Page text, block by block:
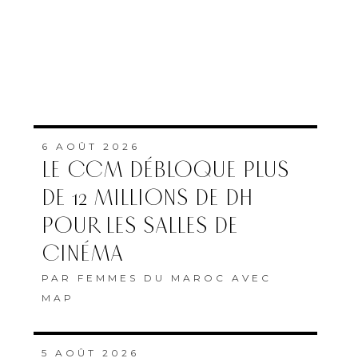
6 AOÛT 2026
LE CCM DÉBLOQUE PLUS
DE 12 MILLIONS DE DH
POUR LES SALLES DE
CINÉMA
PAR FEMMES DU MAROC AVEC
MAP
5 AOÛT 2026